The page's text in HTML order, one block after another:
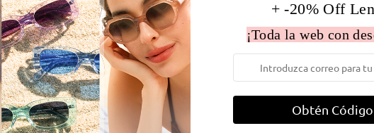
+ -20% Off
¡Toda la web con
Obtén Código